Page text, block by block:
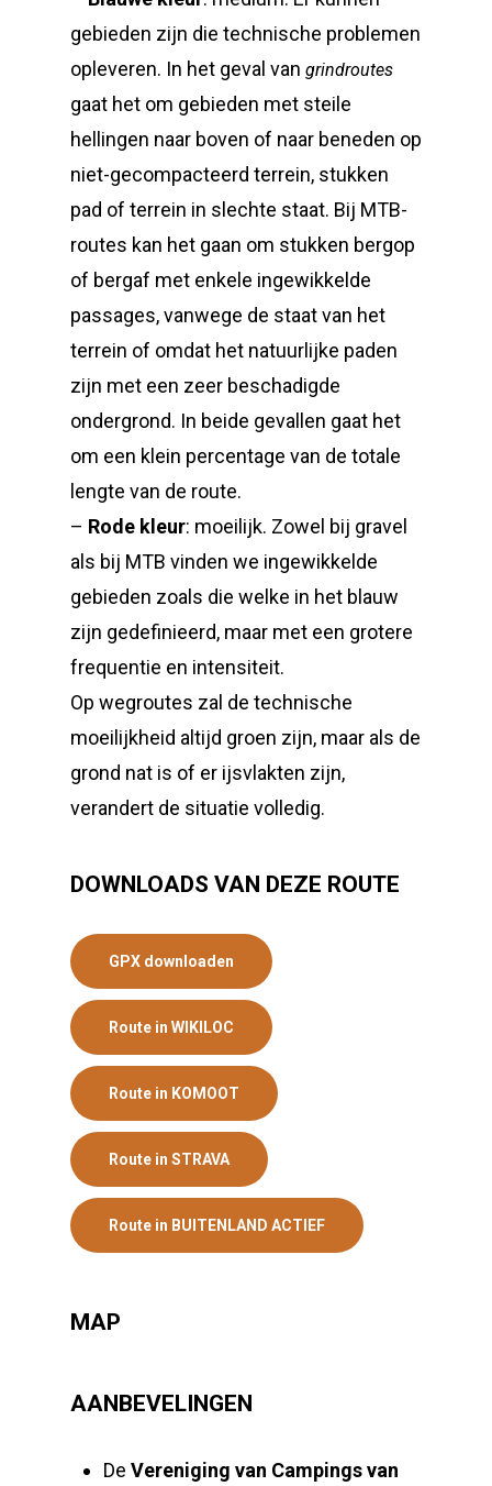
gebieden zijn die technische problemen
opleveren. In het geval van grindroutes
gaat het om gebieden met steile
hellingen naar boven of naar beneden op
niet-gecompacteerd terrein, stukken
pad of terrein in slechte staat. Bij MTB-
routes kan het gaan om stukken bergop
of bergaf met enkele ingewikkelde
passages, vanwege de staat van het
terrein of omdat het natuurlijke paden
zijn met een zeer beschadigde
ondergrond. In beide gevallen gaat het
om een klein percentage van de totale
lengte van de route.
– Rode kleur: moeilijk. Zowel bij gravel
als bij MTB vinden we ingewikkelde
gebieden zoals die welke in het blauw
zijn gedefinieerd, maar met een grotere
frequentie en intensiteit.
Op wegroutes zal de technische
moeilijkheid altijd groen zijn, maar als de
grond nat is of er ijsvlakten zijn,
verandert de situatie volledig.
DOWNLOADS VAN DEZE ROUTE
GPX downloaden
Route in WIKILOC
Route in KOMOOT
Route in STRAVA
Route in BUITENLAND ACTIEF
MAP
AANBEVELINGEN
De Vereniging van Campings van